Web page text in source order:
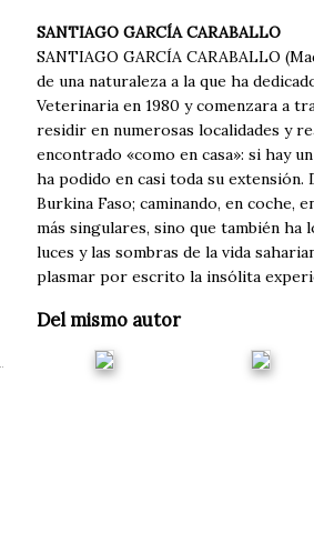
SANTIAGO GARCÍA CARABALLO
SANTIAGO GARCÍA CARABALLO
de una naturaleza a la que ha
Veterinaria en 1980 y comenzara a
residir en numerosas localidades y
encontrado «como en casa»: si hay
ha podido en casi toda su
Burkina Faso; caminando, en
más singulares, sino que también
luces y las sombras de la vida
plasmar por escrito la insólita
Del mismo autor